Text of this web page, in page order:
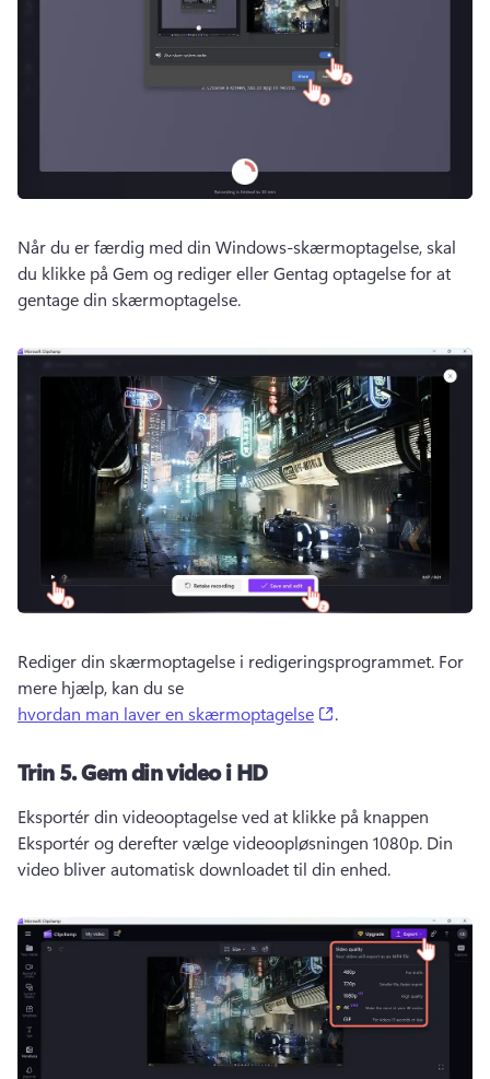
Når du er færdig med din Windows-skærmoptagelse, skal
du klikke på Gem og rediger eller Gentag optagelse for at
gentage din skærmoptagelse.
Rediger din skærmoptagelse i redigeringsprogrammet. For
mere hjælp, kan du se
hvordan man laver en skærmoptagelse
.
Trin 5.Gem din video i HD
Eksportér din videooptagelse ved at klikke på knappen
Eksportér og derefter vælge videoopløsningen 1080p. Din
video bliver automatisk downloadet til din enhed.